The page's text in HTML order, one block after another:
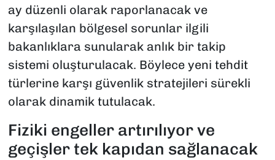
ay düzenli olarak raporlanacak ve
karşılaşılan bölgesel sorunlar ilgili
bakanlıklara sunularak anlık bir takip
sistemi oluşturulacak. Böylece yeni tehdit
türlerine karşı güvenlik stratejileri sürekli
olarak dinamik tutulacak.
Fiziki engeller artırılıyor ve
geçişler tek kapıdan sağlanacak